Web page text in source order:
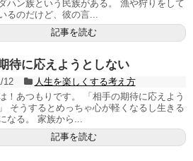
ハン族という民族がある。 漁や狩りをして
るのだけど、彼の言...
記事を読む
待に応えようとしない
12
人生を楽しくする考え方
！あつもりです。 「相手の期待に応えよう
そうするとめっちゃ心が軽くなるし生きる
なる。 家族から...
記事を読む